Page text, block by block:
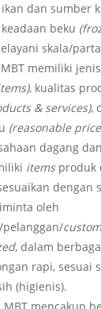
dan sumber
beku
skala/
memiliki
, kualitas
& services),
(reasonable
dagang
itemsproduk
dengan
oleh
, dalam
rapi, sesuai
(higienis).